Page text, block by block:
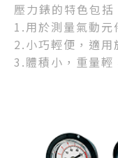
壓力錶的特色包括
1.用於測量氣動元
2.小巧輕便，適用
3.體積小，重量輕